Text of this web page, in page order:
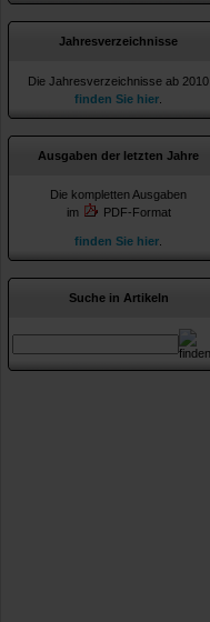
Jahresverzeichnisse
Die Jahresverzeichnisse ab 2010
finden Sie hier
Ausgaben der letzten Jahre
Die kompletten Ausgaben
im
PDF-Format
finden Sie hier
Suche in Artikeln